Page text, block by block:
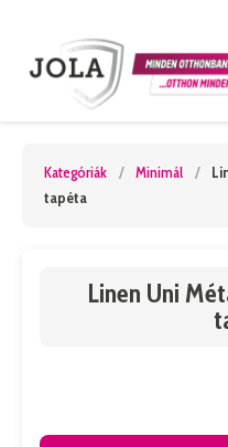
Kategóriák / Minimál /
tapéta
Linen Uni